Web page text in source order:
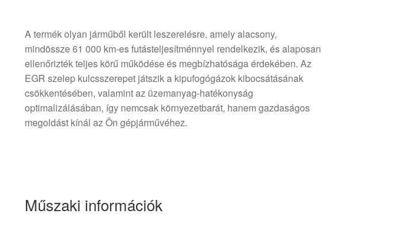
A termék olyan járműből került leszerelésre, amely alacsony,
mindössze 61 000 km-es futásteljesítménnyel rendelkezik, és alaposan
ellenőrizték teljes körű működése és megbízhatósága érdekében. Az
EGR szelep kulcsszerepet játszik a kipufogógázok kibocsátásának
csökkentésében, valamint az üzemanyag-hatékonyság
optimalizálásában, így nemcsak környezetbarát, hanem gazdaságos
megoldást kínál az Ön gépjárművéhez.
Műszaki információk